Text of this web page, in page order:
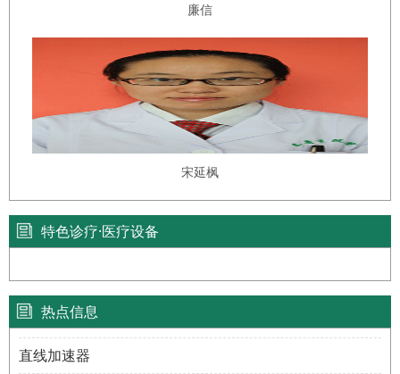
廉信
宋延枫
特色诊疗·医疗设备
热点信息
直线加速器